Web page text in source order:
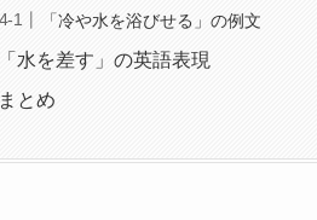
「冷や水を浴びせる」の例文
「水を差す」の英語表現
まとめ